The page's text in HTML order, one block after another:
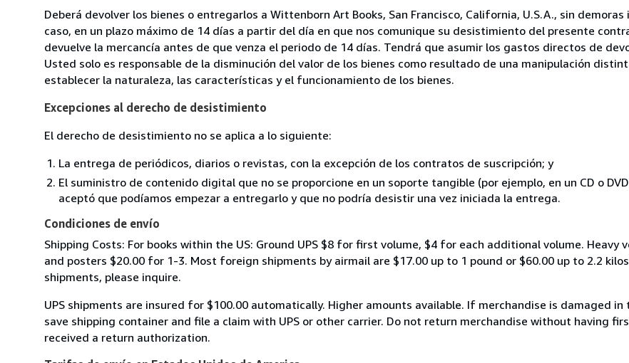
Deberá devolver los bienes o entregarlos a Wittenborn Art Books, San Francisco, California, U.S.A., sin
caso, en un plazo máximo de 14 días a partir del día en que nos comunique su desistimiento del presente
devuelve la mercancía antes de que venza el periodo de 14 días. Tendrá que asumir los gastos directos de
Usted solo es responsable de la disminución del valor de los bienes como resultado de una manipulación
establecer la naturaleza, las características y el funcionamiento de los bienes.
Excepciones al derecho de desistimiento
El derecho de desistimiento no se aplica a lo siguiente:
La entrega de periódicos, diarios o revistas, con la excepción de los contratos de suscripción; y
El suministro de contenido digital que no se proporcione en un soporte tangible (por ejemplo, en un CD o
aceptó que podíamos empezar a entregarlo y que no podría desistir una vez iniciada la entrega.
Condiciones de envío
Shipping Costs: For books within the US: Ground UPS $8 for first volume, $4 for each additional volume. Heavy
and posters $20.00 for 1-3. Most foreign shipments by airmail are $17.00 up to 1 pound or $60.00 up to 2.2
shipments, please inquire.
UPS shipments are insured for $100.00 automatically. Higher amounts available. If merchandise is damaged
save shipping container and file a claim with UPS or other carrier. Do not return merchandise without having
received a return authorization.